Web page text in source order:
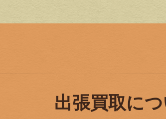
出張買取に